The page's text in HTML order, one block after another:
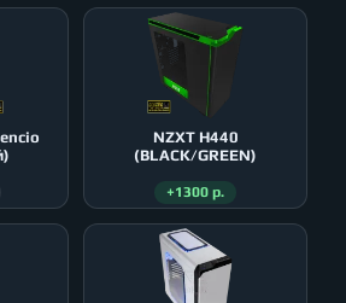
NZXT H440
(BLACK/GREEN)
+1300 р.